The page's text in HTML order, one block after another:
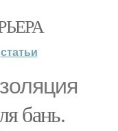
статьи
бань.